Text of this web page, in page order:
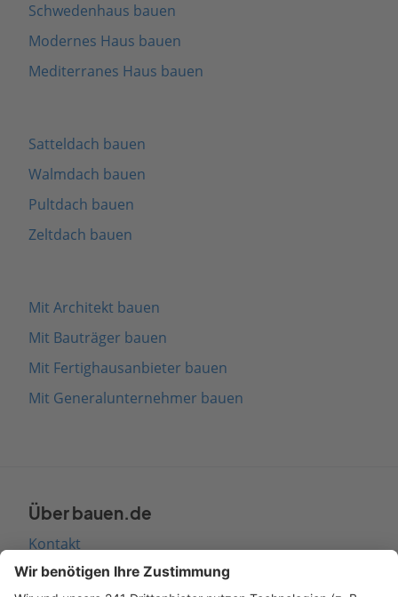
Schwedenhaus bauen
Modernes Haus bauen
Mediterranes Haus bauen
Satteldach bauen
Walmdach bauen
Pultdach bauen
Zeltdach bauen
Mit Architekt bauen
Mit Bauträger bauen
Mit Fertighausanbieter bauen
Mit Generalunternehmer bauen
Über bauen.de
Kontakt
Seitenaufbau